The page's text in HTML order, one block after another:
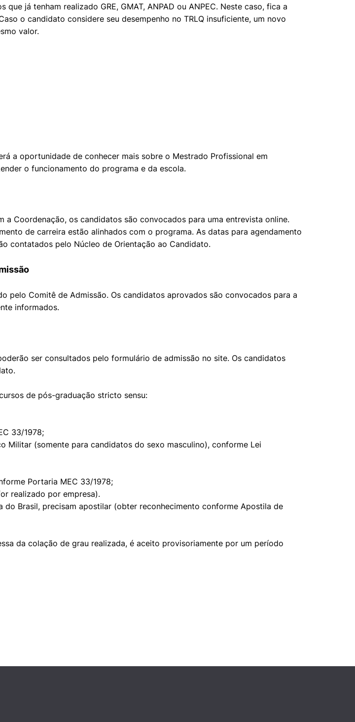
já tenham realizado GRE, GMAT, ANPAD ou ANPEC. Neste caso, fica a
o candidato considere seu desempenho no TRLQ insuficiente, um novo
valor.
a oportunidade de conhecer mais sobre o Mestrado Profissional em
o funcionamento do programa e da escola.
Coordenação, os candidatos são convocados para uma entrevista online.
de carreira estão alinhados com o programa. As datas para agendamento
contatados pelo Núcleo de Orientação ao Candidato.
pelo Comitê de Admissão. Os candidatos aprovados são convocados para a
informados.
ser consultados pelo formulário de admissão no site. Os candidatos
de pós-graduação stricto sensu:
33/1978;
Militar (somente para candidatos do sexo masculino), conforme Lei
Portaria MEC 33/1978;
realizado por empresa).
Brasil, precisam apostilar (obter reconhecimento conforme Apostila de
da colação de grau realizada, é aceito provisoriamente por um período